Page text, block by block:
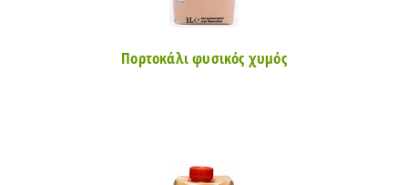
Πορτοκάλι φυσικός χυμός